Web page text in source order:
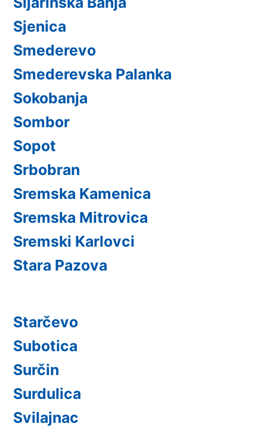
Sjenica
Smederevo
Smederevska Palanka
Sokobanja
Sombor
Sopot
Srbobran
Sremska Kamenica
Sremska Mitrovica
Sremski Karlovci
Stara Pazova
Starčevo
Subotica
Surčin
Surdulica
Svilajnac